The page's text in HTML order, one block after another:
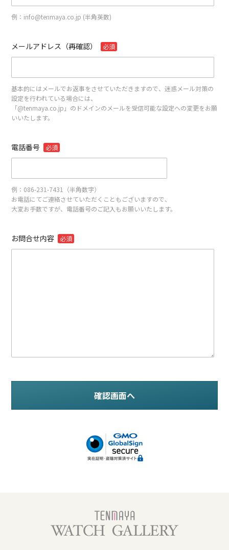
例：info@tenmaya.co.jp (半角英数)
メールアドレス（再確認） 必須
基本的にはメールでお返事をさせていただきますので、迷惑メール対策の
設定を行われている場合には、
「@tenmaya.co.jp」のドメインのメールを受信可能な設定への変更をお願
いいたします。
電話番号 必須
例：086-231-7431（半角数字）
お電話にてご連絡させていただくこともございますので、
大変お手数ですが、電話番号のご記入もお願いいたします。
お問合せ内容 必須